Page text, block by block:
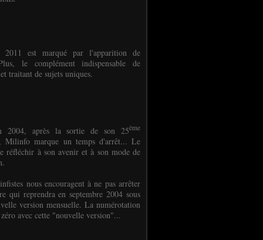
2011 est marqué par l'apparition de
le complément indispensable de
traitant de sujets uniques.
2004, après la sortie de son 25ème
Milinfo marque un temps d'arrêt... Le
réfléchir à son avenir et à son mode de
nous encouragent à ne pas arrêter
qui reprendra en septembre 2004 sous
version mensuelle. La numérotation
avec cette "nouvelle version"...